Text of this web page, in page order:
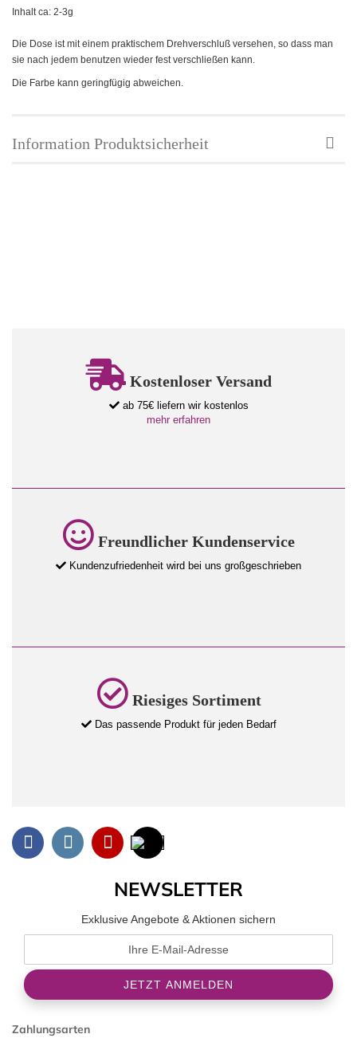
Inhalt ca: 2-3g
Die Dose ist mit einem praktischem Drehverschluß versehen, so dass man
sie nach jedem benutzen wieder fest verschließen kann.
Die Farbe kann geringfügig abweichen.
Information Produktsicherheit
Kostenloser Versand
ab 75€ liefern wir kostenlos
mehr erfahren
Freundlicher Kundenservice
Kundenzufriedenheit wird bei uns großgeschrieben
Riesiges Sortiment
Das passende Produkt für jeden Bedarf
NEWSLETTER
Exklusive Angebote & Aktionen sichern
Zahlungsarten